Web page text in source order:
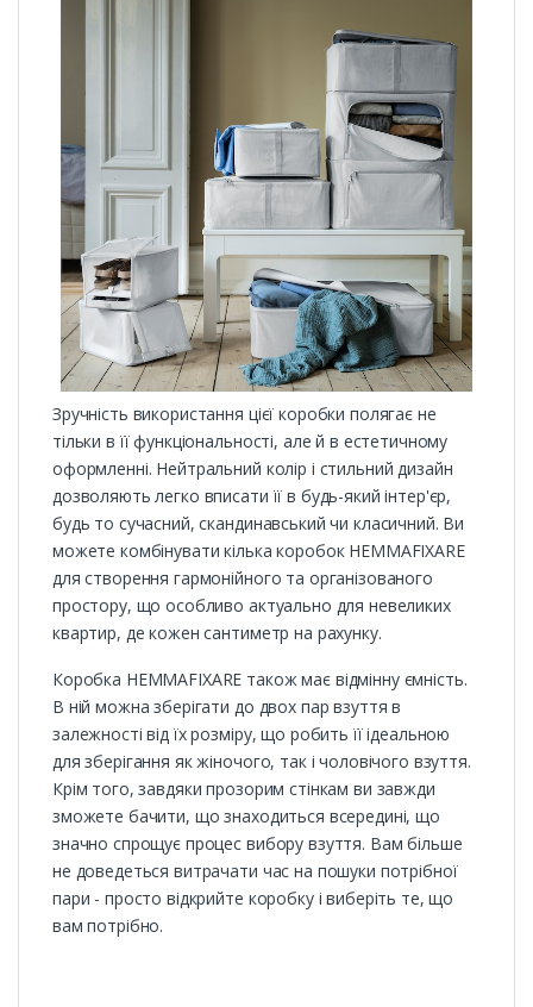
Зручність використання цієї коробки полягає не
тільки в її функціональності, але й в естетичному
оформленні. Нейтральний колір і стильний дизайн
дозволяють легко вписати її в будь-який інтер'єр,
будь то сучасний, скандинавський чи класичний. Ви
можете комбінувати кілька коробок HEMMAFIXARE
для створення гармонійного та організованого
простору, що особливо актуально для невеликих
квартир, де кожен сантиметр на рахунку.
Коробка HEMMAFIXARE також має відмінну ємність.
В ній можна зберігати до двох пар взуття в
залежності від їх розміру, що робить її ідеальною
для зберігання як жіночого, так і чоловічого взуття.
Крім того, завдяки прозорим стінкам ви завжди
зможете бачити, що знаходиться всередині, що
значно спрощує процес вибору взуття. Вам більше
не доведеться витрачати час на пошуки потрібної
пари - просто відкрийте коробку і виберіть те, що
вам потрібно.